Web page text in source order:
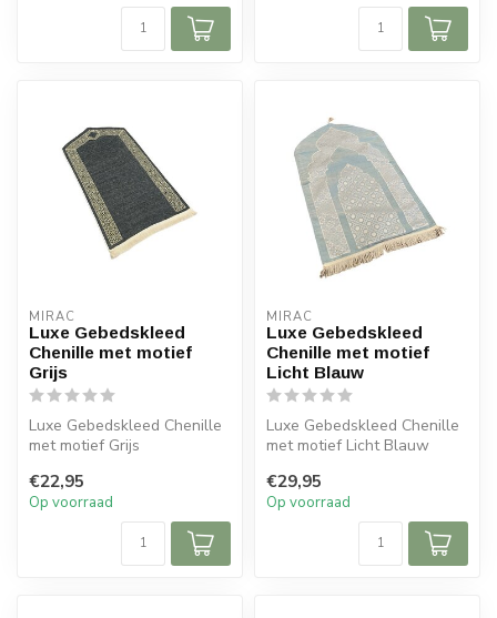
MIRAC
Luxe Gebedskleed
Chenille met motief
Grijs
Luxe Gebedskleed Chenille
met motief Grijs
€22,95
Op voorraad
MIRAC
Luxe Gebedskleed
Chenille met motief
Licht Blauw
Luxe Gebedskleed Chenille
met motief Licht Blauw
€29,95
Op voorraad